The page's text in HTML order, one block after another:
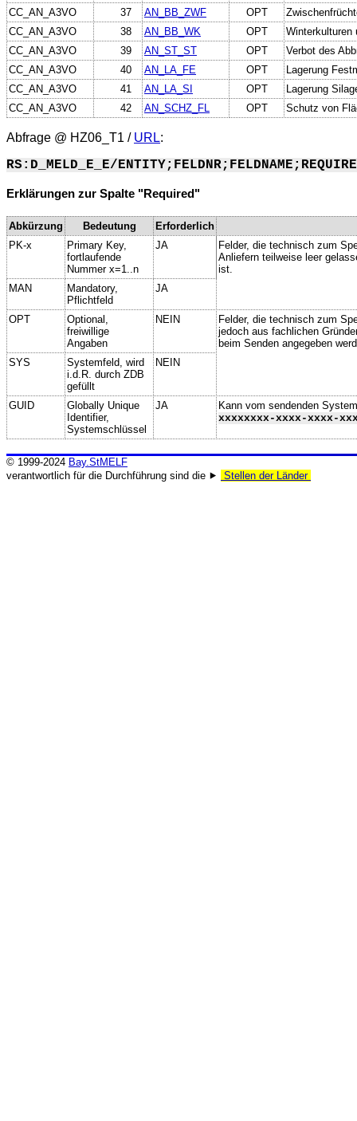
CC_AN_A3VO
37 AN_BB_ZWF OPT
CC_AN_A3VO
38 AN_BB_WK OPT
Winterkulturen
CC_AN_A3VO
39 AN_ST_ST OPT
Verbot des
CC_AN_A3VO
40 AN_LA_FE OPT
Lagerung
CC_AN_A3VO
41 AN_LA_SI OPT
Lagerung
CC_AN_A3VO
42 AN_SCHZ_FL OPT Schutz von
Abfrage @ HZ06_T1 / URL:
RS:D_MELD_E_E/
Erklärungen zur Spalte "Required"
Abkürzung Bedeutung
Erforderlich
PK-x
Primary Key,
fortlaufende
Nummer x=1..n
JA
Felder, die technisch zum
Anliefern teilweise leer
ist.
MAN
Mandatory,
Pflichtfeld
JA
OPT
Optional,
freiwillige
Angaben
NEIN
Felder, die technisch zum
jedoch aus fachlichen
beim Senden angegeben
SYS
Systemfeld, wird
i.d.R. durch ZDB
gefüllt
NEIN
GUID
Globally Unique
Identifier,
Systemschlüssel
JA
Kann vom sendenden
xxxxxxxx-xxxx-xxxx-
© 1999-2024 Bay.StMELF
verantwortlich für die Durchführung sind die ⯈
Stellen der Länder